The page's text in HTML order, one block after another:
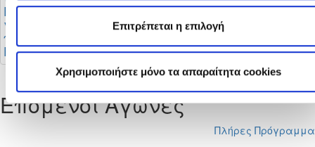
Επιτρέπεται η επιλογή
Χρησιμοποιήστε μόνο τα απαραίτητα cookies
Έναρξη εγγραφών
για νέους διαιτητές
ποδοσφαίρου και
Futsal
Επόμενοι Αγώνες
Πλήρες Πρόγραμμα